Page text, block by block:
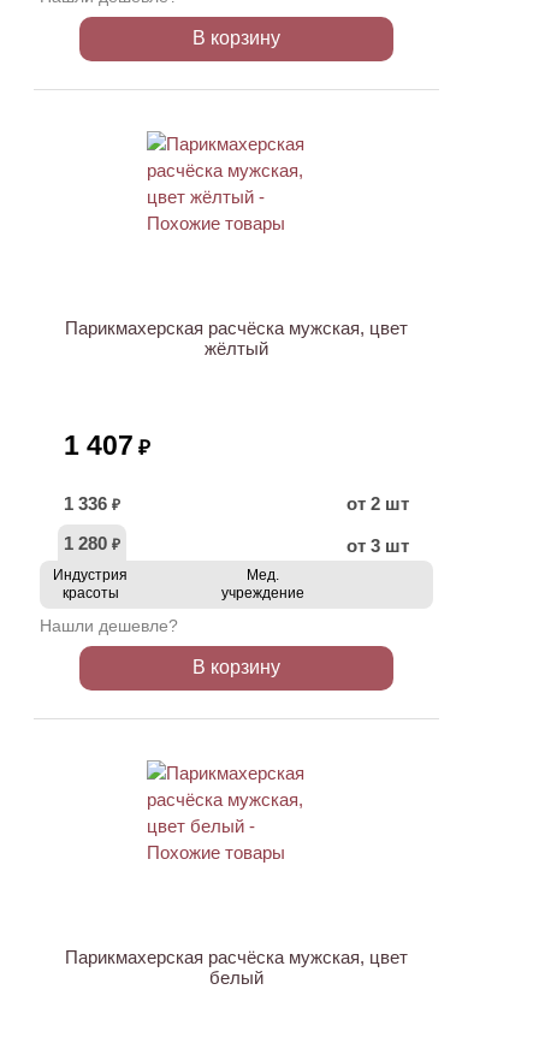
В корзину
Парикмахерская расчёска мужская, цвет
жёлтый
1 407 ₽
1 336 ₽
от 2 шт
1 280 ₽ от 3 шт
Индустрия
красоты
Мед.
учреждение
Нашли дешевле?
В корзину
Парикмахерская расчёска мужская, цвет
белый